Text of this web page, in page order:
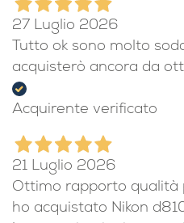
27 Luglio 2026
Tutto ok sono molto
acquisterò ancora da
Acquirente verificato
21 Luglio 2026
Ottimo rapporto qualità
ho acquistato Nikon